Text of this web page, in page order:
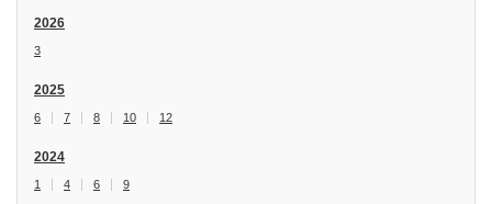
2026
3
2025
6 7 8 10 12
2024
1 4 6 9